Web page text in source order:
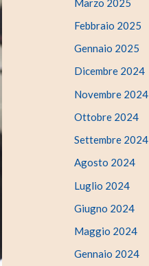
Marzo 2025
Febbraio 2025
Gennaio 2025
Dicembre 2024
Novembre 2024
Ottobre 2024
Settembre 2024
Agosto 2024
Luglio 2024
Giugno 2024
Maggio 2024
Gennaio 2024